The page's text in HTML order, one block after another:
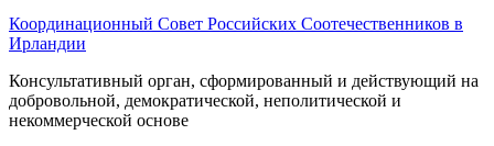
Координационный Совет Российских Соотечественников в
Ирландии
Консультативный орган, сформированный и действующий на
добровольной, демократической, неполитической и
некоммерческой основе